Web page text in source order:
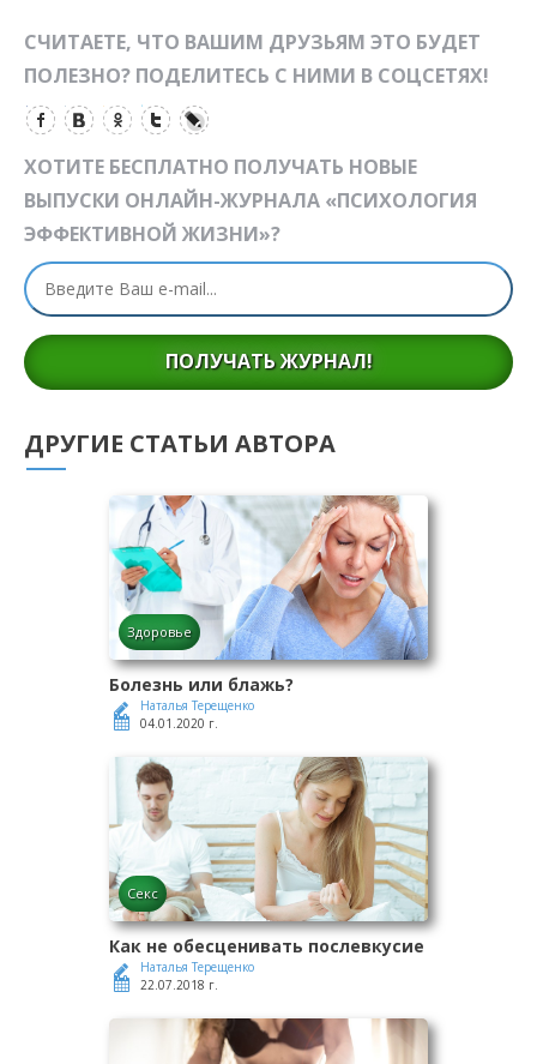
СЧИТАЕТЕ, ЧТО ВАШИМ ДРУЗЬЯМ ЭТО БУДЕТ
ПОЛЕЗНО? ПОДЕЛИТЕСЬ С НИМИ В СОЦСЕТЯХ!
ХОТИТЕ БЕСПЛАТНО ПОЛУЧАТЬ НОВЫЕ
ВЫПУСКИ ОНЛАЙН-ЖУРНАЛА «ПСИХОЛОГИЯ
ЭФФЕКТИВНОЙ ЖИЗНИ»?
ПОЛУЧАТЬ ЖУРНАЛ!
ДРУГИЕ СТАТЬИ АВТОРА
Здоровье
Болезнь или блажь?
Наталья Терещенко
04.01.2020 г.
Секс
Как не обесценивать послевкусие
Наталья Терещенко
22.07.2018 г.